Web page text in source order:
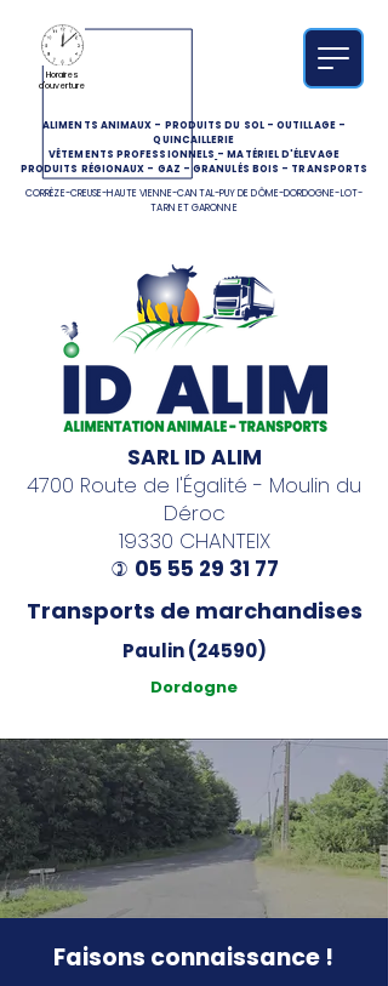
ALIMENTS ANIMAUX - PRODUITS DU SOL-OUTILLAGE-
QUINCAILLERIE
VÊTEMENTS PROFESSIONNELS -MATÉRIEL D'ÉLEVAGE
PRODUITS RÉGIONAUX - GAZ -GRANULÉS BOIS - TRANSPORTS
CORRÈZE-CREUSE-HAUTE VIENNE-CANTAL-PUY DE DÔME-DORDOGNE-LOT-
TARN ET GARONNE
Horaires
d'ouverture
SARL ID ALIM
4700 Route de l'Égalité - Moulin du
Déroc
19330 CHANTEIX
) 05 55 29 31 77
Transports de marchandises
Paulin (24590)
Dordogne
Faisons connaissance !